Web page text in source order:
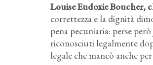
Louise Eudoxie Boucher,
correttezza e la dignità
pena pecuniaria: perse però
riconosciuti legalmente
legale che mancò anche